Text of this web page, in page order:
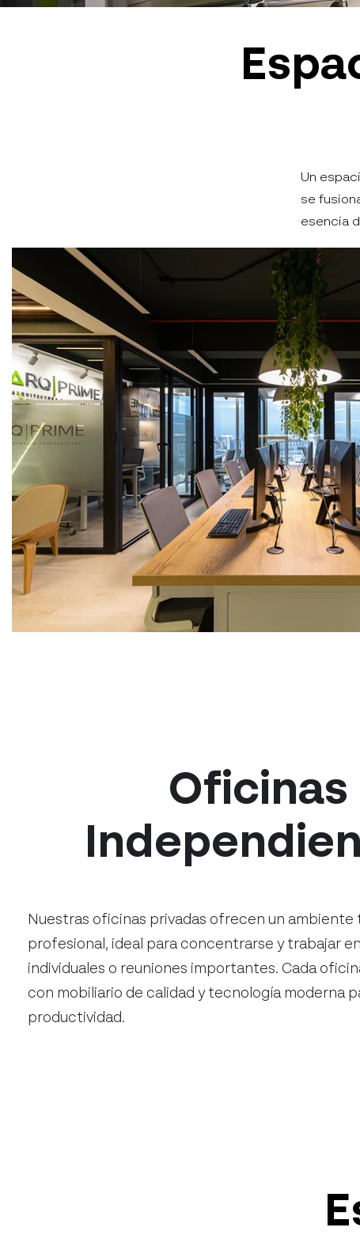
Un
se
esencia
Oficinas
Nuestras oficinas privadas ofrecen un ambiente
profesional, ideal para concentrarse y trabajar
individuales o reuniones importantes. Cada
con mobiliario de calidad y tecnología moderna
productividad.